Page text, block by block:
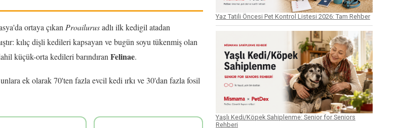
ortaya çıkanProailurusadlı ilk kedigil atadan
kılıç dişli kedileri kapsayan ve bugün soyu tükenmiş olan
küçük-orta kedileri barındıranFelinae.
ek olarak 70'ten fazla evcil kedi ırkı ve 30'dan fazla fosil
Yaz Tatili Öncesi Pet Kontrol Listesi 2026: Tam Rehber
Yaşlı Kedi/Köpek Sahiplenme: Senior for Seniors
Rehberi